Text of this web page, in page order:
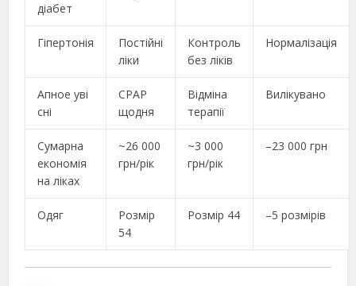
діабет
Гіпертонія
Постійні
ліки
Контроль
без ліків
Нормалізація
Апное уві
сні
CPAP
щодня
Відміна
терапії
Вилікувано
Сумарна
економія
на ліках
~26 000
грн/рік
~3 000
грн/рік
–23 000 грн
Одяг
Розмір
54
Розмір 44 –5 розмірів